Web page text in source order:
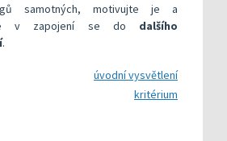
samotných, motivujte je a
v zapojení se do dalšího
.
úvodní vysvětlení
kritérium